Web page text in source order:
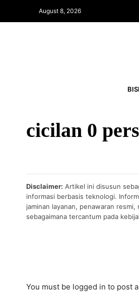
August 8, 2026
cicilan 0
Disclaimer: Artikel ini disusun
informasi berbasis teknologi.
jaminan layanan, penawaran
sebagaimana tercantum pada
You must be logged in to post